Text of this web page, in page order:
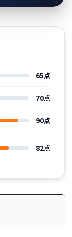
65点
70点
90点
82点